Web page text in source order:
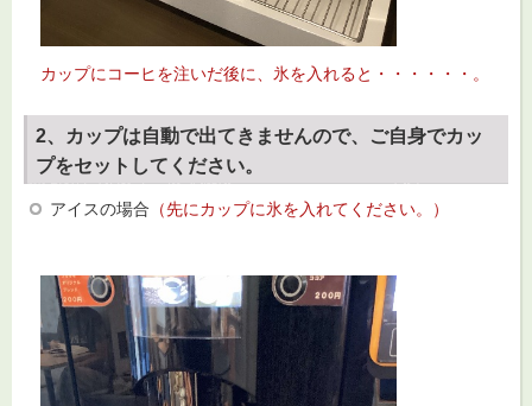
カップにコーヒを注いだ後に、氷を入れると・・・・・・。
2、カップは自動で出てきませんので、ご自身でカッ
プをセットしてください。
アイスの場合 （先にカップに氷を入れてください。）